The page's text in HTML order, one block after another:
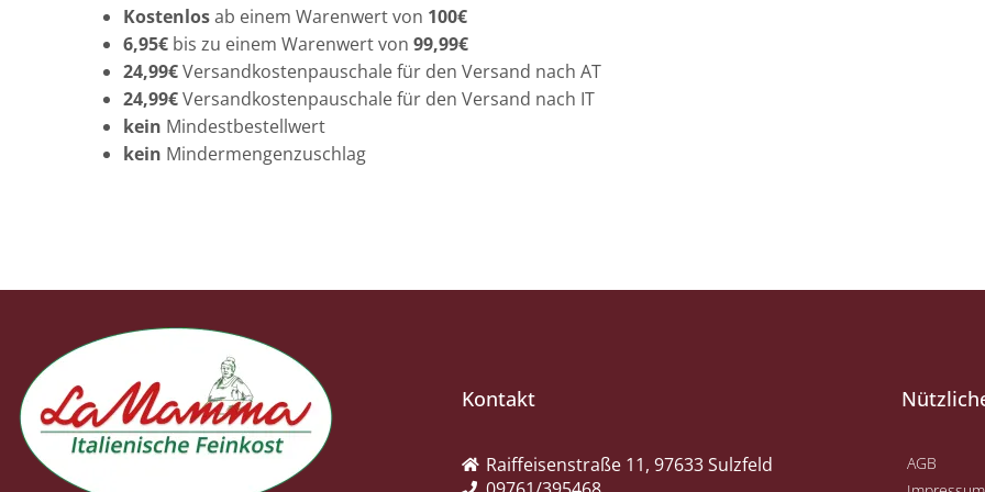
Kostenlosab einem Warenwert von 100€
6,95€ bis zu einem Warenwert von 99,99€
24,99€Versandkostenpauschale für den Versand nach AT
24,99€Versandkostenpauschale für den Versand nach IT
kein Mindestbestellwert
kein Mindermengenzuschlag
Kontakt
Raiffeisenstraße 11, 97633 Sulzfeld
AGB